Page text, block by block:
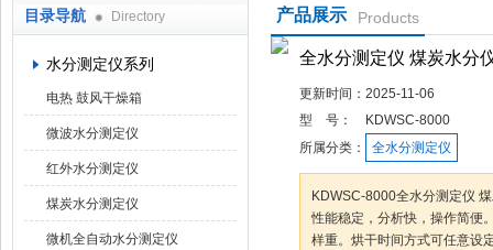
目录导航 Directory
水分测定仪系列
电热 鼓风干燥箱
微波水分测定仪
红外水分测定仪
煤炭水分测定仪
微机全自动水分测定仪
产品展示 Products
全水分测定仪 煤炭水分
更新时间： 2025-11-06
型 号：
KDWSC-8000
所属分类：
全水分测定仪
KDWSC-8000全水分测定仪
性能稳定，分析快，操作简便
样重。烘干时间方式可任意设